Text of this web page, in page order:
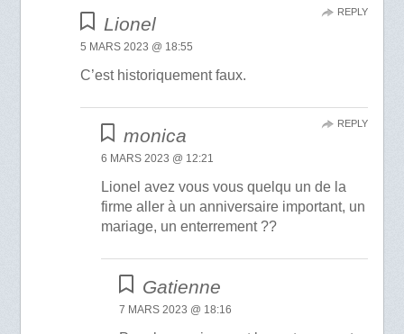
Lionel
5 MARS 2023 @ 18:55
C’est historiquement faux.
REPLY
monica
6 MARS 2023 @ 12:21
Lionel avez vous vous quelqu un de la
firme aller à un anniversaire important, un
mariage, un enterrement ??
REPLY
Gatienne
7 MARS 2023 @ 18:16